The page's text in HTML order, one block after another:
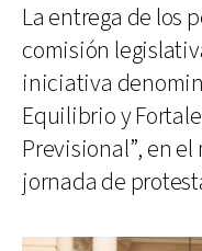
La entrega de los
comisión
iniciativa
Equilibrio y
Previsional”, en
jornada de